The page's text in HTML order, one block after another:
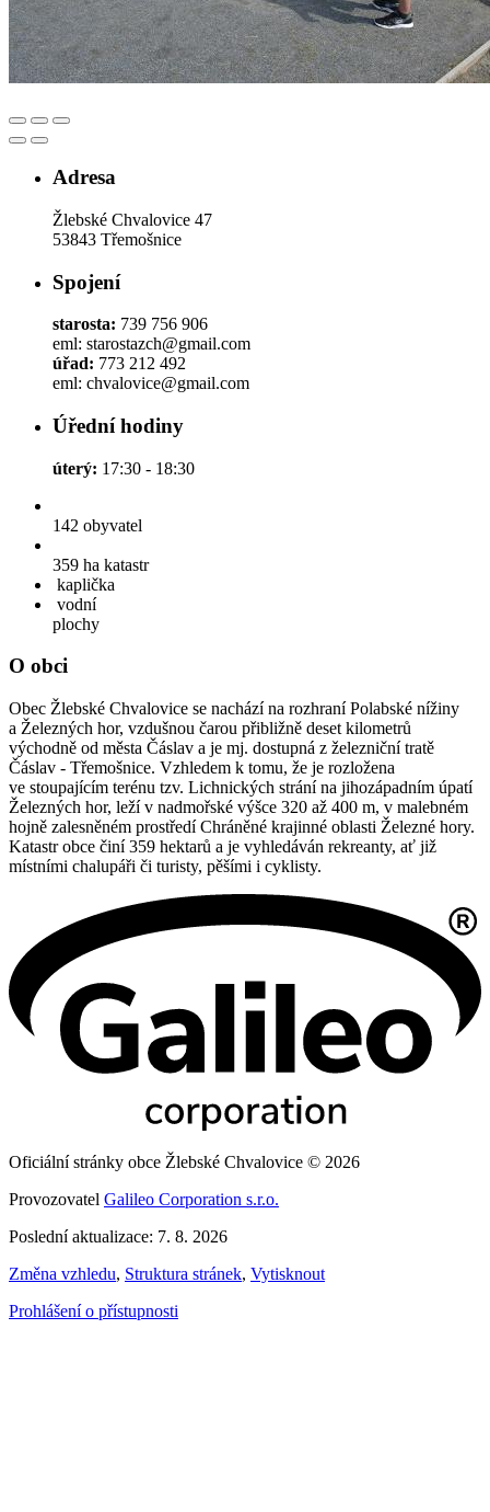
Adresa
Žlebské Chvalovice 47
53843 Třemošnice
Spojení
starosta: 739 756 906
eml: starostazch@gmail.com
úřad: 773 212 492
eml: chvalovice@gmail.com
Úřední hodiny
úterý: 17:30 - 18:30
142 obyvatel
359 ha katastr
kaplička
vodní
plochy
O obci
Obec Žlebské Chvalovice se nachází na rozhraní Polabské nížiny
a Železných hor, vzdušnou čarou přibližně deset kilometrů
východně od města Čáslav a je mj. dostupná z železniční tratě
Čáslav - Třemošnice. Vzhledem k tomu, že je rozložena
ve stoupajícím terénu tzv. Lichnických strání na jihozápadním úpatí
Železných hor, leží v nadmořské výšce 320 až 400 m, v malebném
hojně zalesněném prostředí Chráněné krajinné oblasti Železné hory.
Katastr obce činí 359 hektarů a je vyhledáván rekreanty, ať již
místními chalupáři či turisty, pěšími i cyklisty.
Oficiální stránky obce Žlebské Chvalovice © 2026
Provozovatel Galileo Corporation s.r.o.
Poslední aktualizace: 7. 8. 2026
Změna vzhledu, Struktura stránek, Vytisknout
Prohlášení o přístupnosti